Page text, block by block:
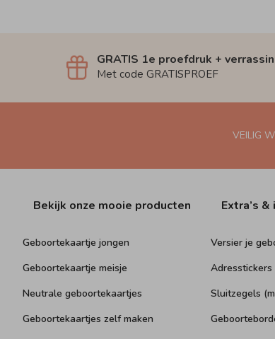
GRATIS 1e proefdruk +
Met code GRATISPROEF
VEILIG
Bekijk onze mooie producten
Geboortekaartje jongen
Geboortekaartje meisje
Neutrale geboortekaartjes
Geboortekaartjes zelf maken
Extra’s
Versier je
Adresstickers
Sluitzegels